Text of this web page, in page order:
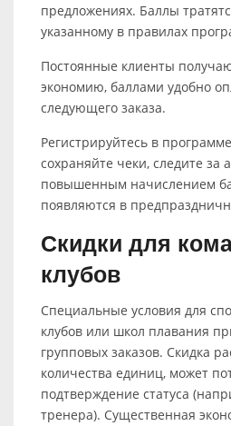
предложениях. Баллы
указанному в правилах
Постоянные клиенты
экономию, баллами удобно
следующего заказа.
Регистрируйтесь в
сохраняйте чеки, следите за
повышенным начислением
появляются в
Скидки для
клубов
Специальные условия для
клубов или школ плавания
групповых заказов. Скидка
количества единиц, может
подтверждение статуса
тренера). Существенная